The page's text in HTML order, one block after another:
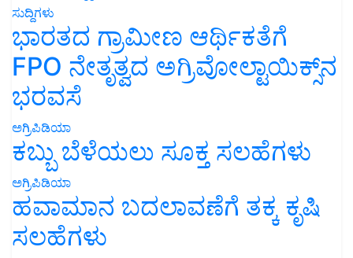
ಸುದ್ದಿಗಳು
ಭಾರತದ ಗ್ರಾಮೀಣ ಆರ್ಥಿಕತೆಗೆ
FPO ನೇತೃತ್ವದ ಅಗ್ರಿವೋಲ್ಟಾಯಿಕ್ಸ್‌ನ
ಭರವಸೆ
ಅಗ್ರಿಪಿಡಿಯಾ
ಕಬ್ಬು ಬೆಳೆಯಲು ಸೂಕ್ತ ಸಲಹೆಗಳು
ಅಗ್ರಿಪಿಡಿಯಾ
ಹವಾಮಾನ ಬದಲಾವಣೆಗೆ ತಕ್ಕ ಕೃಷಿ
ಸಲಹೆಗಳು